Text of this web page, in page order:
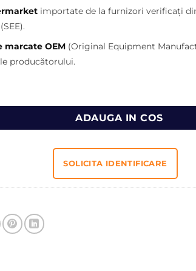
270,00 lei.
importate de la furnizori verificați
marcate OEM (Original Equipment
producătorului.
buldoexcavator Caterpillar
ADAUGA IN COS
SOLICITA IDENTIFICARE